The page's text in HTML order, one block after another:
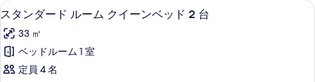
グ
ベ
ッ
ド
ル
ム
キ
グ
ス
タ
ン
ダ
高級寝具、ピロートップベッド、セ
6
スタンダード ルーム クイーンベッド 2 台
33 ㎡
ベッドルーム 1 室
定員 4 名